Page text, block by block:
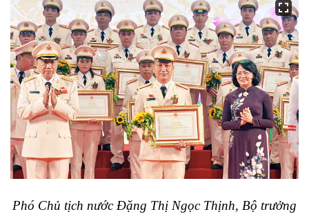
Phó Chủ tịch nước Đặng Thị Ngọc Thịnh, Bộ trưởng